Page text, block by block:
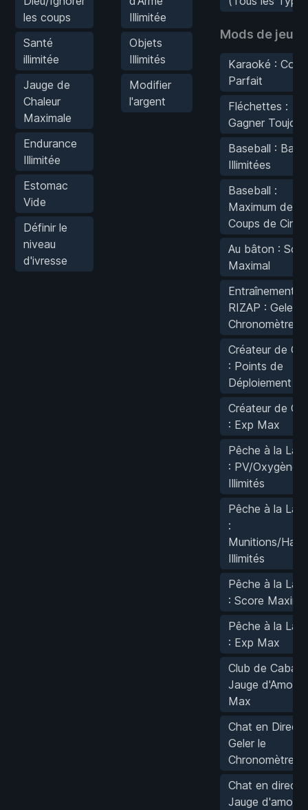
les coups
Santé
illimitée
Jauge de
Chaleur
Maximale
Endurance
Illimitée
Estomac
Vide
Définir le
niveau
d'ivresse
Illimitée
Objets
Illimités
Modifier
l'argent
Mods de jeu
Karaoké :
Parfait
Fléchettes :
Gagner
Baseball :
Illimitées
Baseball :
Maximum de
Coups de
Au bâton :
Maximal
Entraînement
RIZAP : Geler le
Chronomètre
Créateur de
: Points de
Déploiement
Créateur de
: Exp Max
Pêche à la
: PV/Oxygène
Illimités
Pêche à la
:
Munitions/
Illimités
Pêche à la
: Score
Pêche à la
: Exp Max
Club de
Jauge d'Amour
Max
Chat en Direct :
Geler le
Chronomètre
Chat en direct :
Jauge d'amour